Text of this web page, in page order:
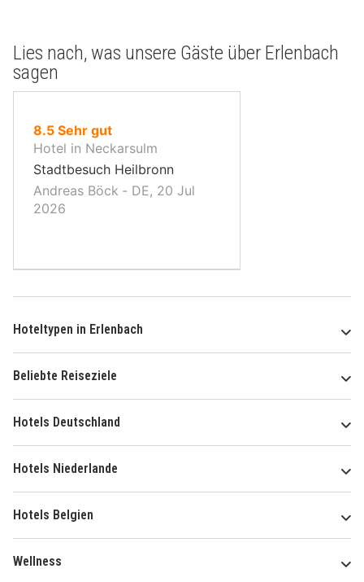
Lies nach, was unsere Gäste über Erlenbach
sagen
8.5von
10,
Sehr gut
Hotel in Neckarsulm
Stadtbesuch Heilbronn
Andreas Böck ‐ DE, 20 Jul
2026
Hoteltypen in Erlenbach
Beliebte Reiseziele
Hotels Deutschland
Hotels Niederlande
Hotels Belgien
Wellness